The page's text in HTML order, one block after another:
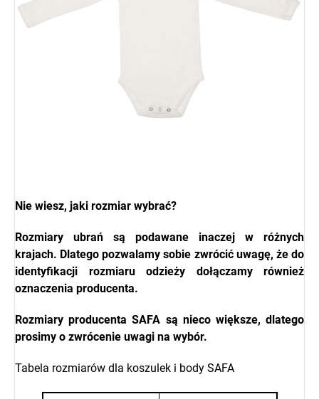
Nie wiesz, jaki rozmiar wybrać?
Rozmiary ubrań są podawane inaczej w różnych
krajach. Dlatego pozwalamy sobie zwrócić uwagę, że do
identyfikacji rozmiaru odzieży dołączamy również
oznaczenia producenta.
Rozmiary producenta SAFA są nieco większe, dlatego
prosimy o zwrócenie uwagi na wybór.
Tabela rozmiarów dla koszulek i body SAFA